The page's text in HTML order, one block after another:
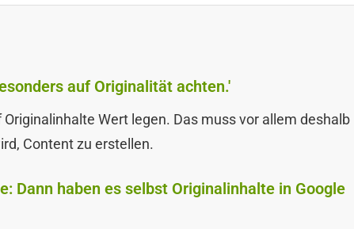
auf Originalität achten.'
Wert legen. Das muss vor allem deshalb
Content zu erstellen.
Dann haben es selbst Originalinhalte in Google